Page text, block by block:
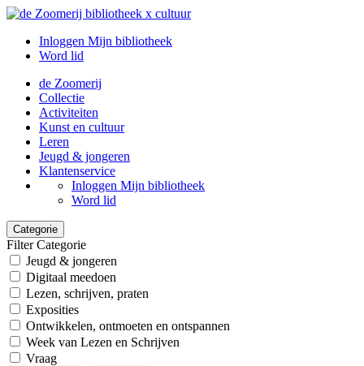
Inloggen Mijn bibliotheek
Word lid
de Zoomerij
Collectie
Activiteiten
Kunst en cultuur
Leren
Jeugd & jongeren
Klantenservice
Inloggen Mijn bibliotheek
Word lid
Categorie
Filter Categorie
Jeugd & jongeren
Digitaal meedoen
Lezen, schrijven, praten
Exposities
Ontwikkelen, ontmoeten en ontspannen
Week van Lezen en Schrijven
Vraag